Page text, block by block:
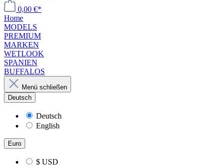
0,00 €*
Home
MODELS
PREMIUM
MARKEN
WETLOOK
SPANIEN
BUFFALOS
Menü schließen
Deutsch
Deutsch
English
Euro
$ USD